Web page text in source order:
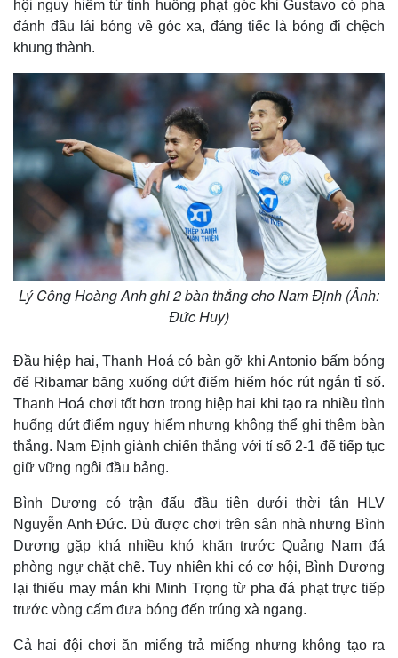
Thế giới
Quan sát
Cuộc sống đó đây
Hồ sơ
Multimedia
Video
Ảnh
E-Magazine
Infographic
whội nguy hiểm từ tình huống phạt góc khi Gustavo có pha
đánh đầu lái bóng về góc xa, đáng tiếc là bóng đi chệch
khung thành.
Lý Công Hoàng Anh ghi 2 bàn thắng cho Nam Định (Ảnh:
Đức Huy)
Đầu hiệp hai, Thanh Hoá có bàn gỡ khi Antonio bấm bóng
để Ribamar băng xuống dứt điểm hiểm hóc rút ngắn tỉ số.
Thanh Hoá chơi tốt hơn trong hiệp hai khi tạo ra nhiều tình
huống dứt điểm nguy hiểm nhưng không thể ghi thêm bàn
thắng. Nam Định giành chiến thắng với tỉ số 2-1 để tiếp tục
giữ vững ngôi đầu bảng.
Bình Dương có trận đấu đầu tiên dưới thời tân HLV
Nguyễn Anh Đức. Dù được chơi trên sân nhà nhưng Bình
Dương gặp khá nhiều khó khăn trước Quảng Nam đá
phòng ngự chặt chẽ. Tuy nhiên khi có cơ hội, Bình Dương
lại thiếu may mắn khi Minh Trọng từ pha đá phạt trực tiếp
trước vòng cấm đưa bóng đến trúng xà ngang.
Cả hai đội chơi ăn miếng trả miếng nhưng không tạo ra